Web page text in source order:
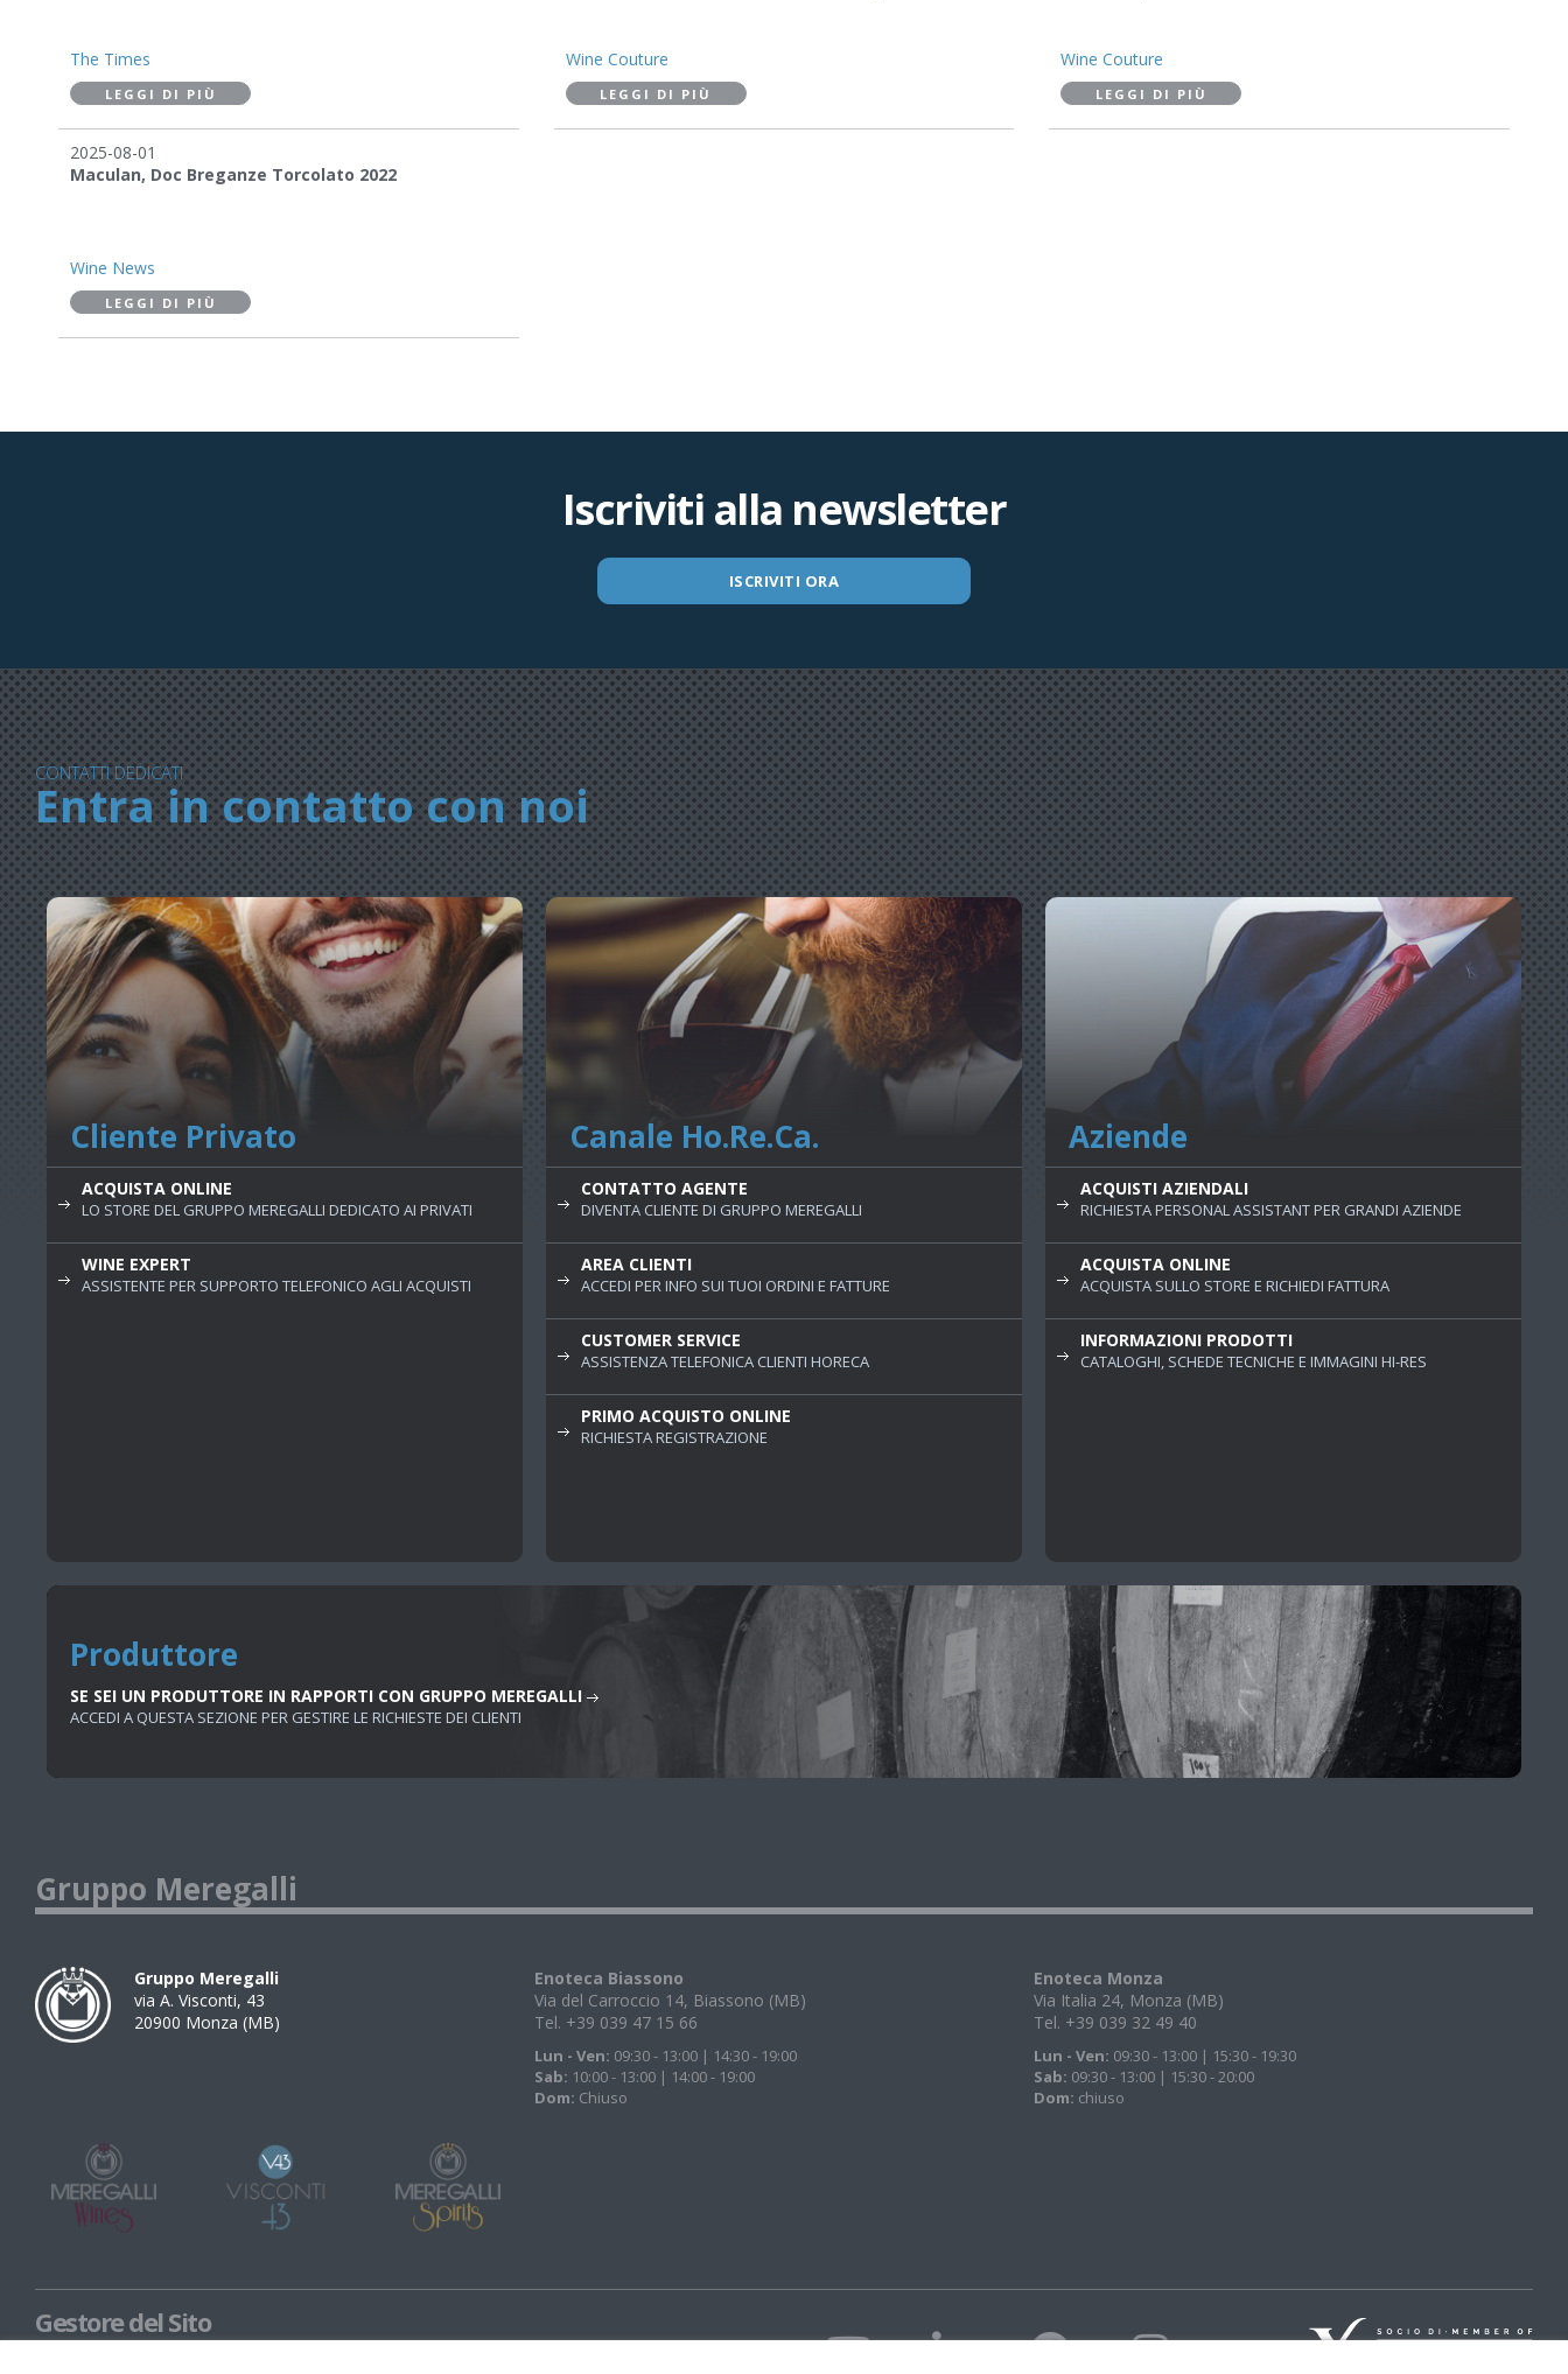
The Times
LEGGI DI PIÙ
Wine Couture
LEGGI DI PIÙ
Wine Couture
LEGGI DI PIÙ
2025-08-01
Maculan, Doc Breganze Torcolato 2022
Wine News
LEGGI DI PIÙ
Iscriviti alla newsletter
ISCRIVITI ORA
CONTATTI DEDICATI
Entra in contatto con noi
Cliente Privato
ACQUISTA ONLINE
LO STORE DEL GRUPPO MEREGALLI DEDICATO AI PRIVATI
WINE EXPERT
ASSISTENTE PER SUPPORTO TELEFONICO AGLI ACQUISTI
Canale Ho.Re.Ca.
CONTATTO AGENTE
DIVENTA CLIENTE DI GRUPPO MEREGALLI
AREA CLIENTI
ACCEDI PER INFO SUI TUOI ORDINI E FATTURE
CUSTOMER SERVICE
ASSISTENZA TELEFONICA CLIENTI HORECA
PRIMO ACQUISTO ONLINE
RICHIESTA REGISTRAZIONE
Aziende
ACQUISTI AZIENDALI
RICHIESTA PERSONAL ASSISTANT PER GRANDI AZIENDE
ACQUISTA ONLINE
ACQUISTA SULLO STORE E RICHIEDI FATTURA
INFORMAZIONI PRODOTTI
CATALOGHI, SCHEDE TECNICHE E IMMAGINI HI-RES
Produttore
SE SEI UN PRODUTTORE IN RAPPORTI CON GRUPPO MEREGALLI
ACCEDI A QUESTA SEZIONE PER GESTIRE LE RICHIESTE DEI CLIENTI
Gruppo Meregalli
Gruppo Meregalli
via A. Visconti, 43
20900 Monza (MB)
Enoteca Biassono
Via del Carroccio 14, Biassono (MB)
Tel. +39 039 47 15 66
Lun - Ven: 09:30 - 13:00 | 14:30 - 19:00
Sab: 10:00 - 13:00 | 14:00 - 19:00
Dom: Chiuso
Enoteca Monza
Via Italia 24, Monza (MB)
Tel. +39 039 32 49 40
Lun - Ven: 09:30 - 13:00 | 15:30 - 19:30
Sab: 09:30 - 13:00 | 15:30 - 20:00
Dom: chiuso
Gestore del Sito
Meregalli Spirits Spa con unico socio CF e P.IVA 02988190969 / Visconti 43 Spa con unico